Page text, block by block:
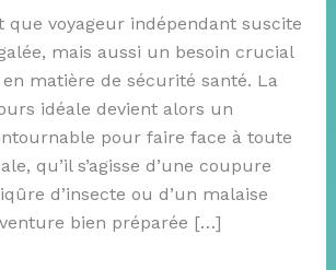
que voyageur indépendant suscite
mais aussi un besoin crucial
matière de sécurité santé. La
idéale devient alors un
pour faire face à toute
qu’il s’agisse d’une coupure
d’insecte ou d’un malaise
bien préparée […]